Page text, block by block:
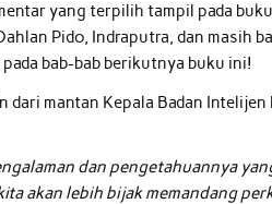
yang terpilih tampil pada
Pido, Indraputra, dan masih
bab-bab berikutnya buku ini!
mantan Kepala Badan Intelijen
dan pengetahuannya
akan lebih bijak memandang